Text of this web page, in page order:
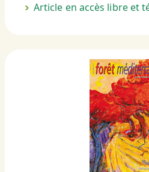
Article en accès libre et